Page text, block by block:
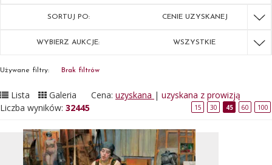
SORTUJ PO: CENIE UZYSKANEJ
WYBIERZ AUKCJE: WSZYSTKIE
Używane filtry: Brak filtrów
Lista Galeria Cena: uzyskana | uzyskana z prowizją
Liczba wyników: 32445 15 30 45 60 100